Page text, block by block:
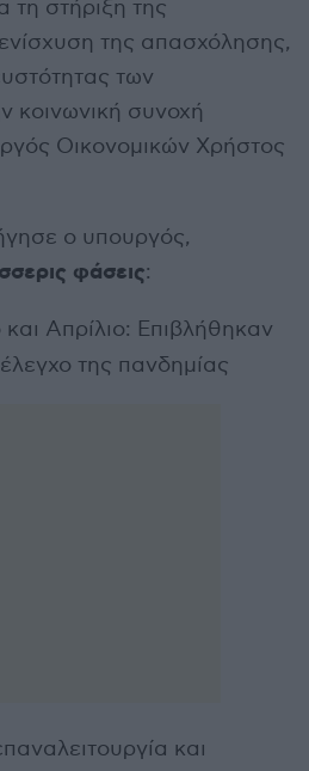
τη στήριξη της
της απασχόλησης,
των
κοινωνική συνοχή
Οικονομικών Χρήστος
ο υπουργός,
φάσεις:
Απρίλιο: Επιβλήθηκαν
της πανδημίας
και